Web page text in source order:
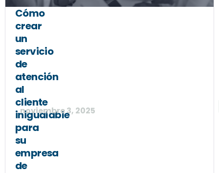
Cómo
crear
un
servicio
de
atención
al
cliente
inigualable
para
su
empresa
de
noviembre 3, 2025